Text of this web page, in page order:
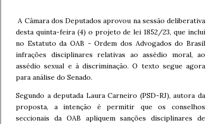
A Câmara dos Deputados aprovou na sessão deliberativa
desta quinta-feira (4) o projeto de lei 1852/23, que inclui
no Estatuto da OAB - Ordem dos Advogados do Brasil
infrações disciplinares relativas ao assédio moral, ao
assédio sexual e à discriminação. O texto segue agora
para análise do Senado.
Segundo a deputada Laura Carneiro (PSD-RJ), autora da
proposta, a intenção é permitir que os conselhos
seccionais da OAB apliquem sanções disciplinares de